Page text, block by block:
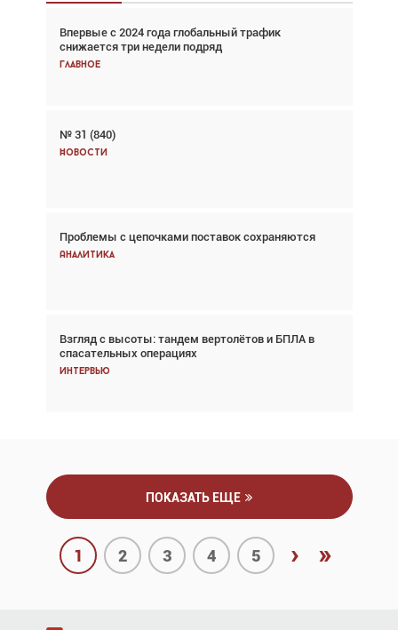
Впервые с 2024 года глобальный трафик
снижается три недели подряд
Главное
№ 31 (840)
Новости
Проблемы с цепочками поставок сохраняются
Аналитика
Взгляд с высоты: тандем вертолётов и БПЛА в
спасательных операциях
Интервью
Взгляд с высоты: тандем вертолётов и БПЛА в
спасательных операциях
Главное
Авиационный фотограф Дэйв Кох: «Фотография
говорит сама за себя... а ИИ всё портит»
Впервые с 2024 года глобальный трафик
снижается три недели подряд
Частный самолёт – это актив. Подходите к
покупке соответствующим образом
Интервью
ПОКАЗАТЬ ЕЩЕ
1 2 3 4 5 › »